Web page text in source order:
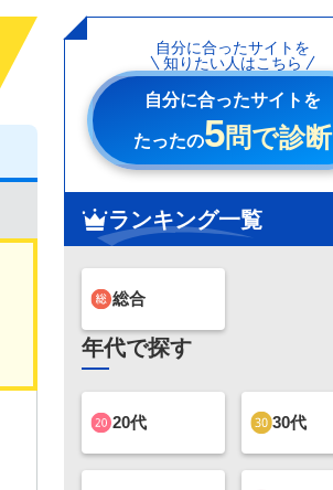
自分に合ったサイトを
知りたい人はこちら
自分に合ったサイトを
たったの5問で診断
ランキング一覧
総合
年代で探す
20代 30代